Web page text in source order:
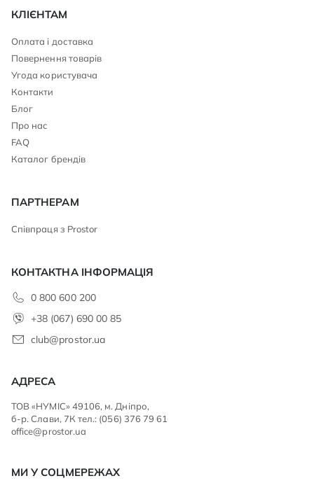
КЛІЄНТАМ
Оплата і доставка
Повернення товарів
Угода користувача
Контакти
Блог
Про нас
FAQ
Каталог брендів
ПАРТНЕРАМ
Співпраця з Prostor
КОНТАКТНА ІНФОРМАЦІЯ
0 800 600 200
+38 (067) 690 00 85
club@prostor.ua
АДРЕСА
ТОВ «НУМІС» 49106, м. Дніпро,
б-р. Слави, 7К тел.: (056) 376 79 61
office@prostor.ua
МИ У СОЦМЕРЕЖАХ